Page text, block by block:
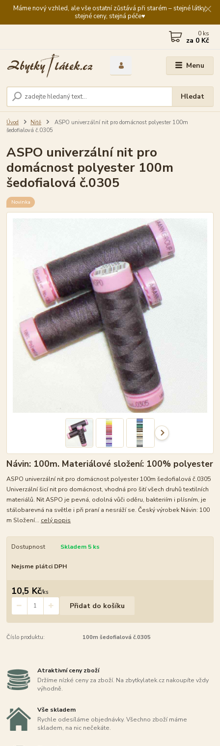
Máme nový vzhled, ale vše ostatní zůstává při starém – stejné látky,
stejné ceny, stejná péče♥️
Menu
Hledat
0 ks
za 0 Kč
Úvod Nitě
ASPO univerzální nit pro domácnost polyester 100m
šedofialová č.0305
ASPO univerzální nit pro
domácnost polyester 100m
šedofialová č.0305
Novinka
Návin: 100m. Materiálové složení: 100% polyester
ASPO univerzální nit pro domácnost polyester 100m šedofialová č.0305
Univerzální šicí nit pro domácnost, vhodná pro šití všech druhů textilních
materiálů. Nit ASPO je pevná, odolná vůči oděru, bakteriím i plísním, je
stálobarevná na světle i při praní a nesráží se. Český výrobek Návin: 100
m Složení... celý popis
Dostupnost Skladem 5 ks
Nejsme plátci DPH
10,5 Kč/ks
Přidat do košíku
Číslo produktu: 100m šedofialová č.0305
Atraktivní ceny zboží
Držíme nízké ceny za zboží. Na zbytkylatek.cz nakoupíte vždy
výhodně.
Vše skladem
Rychle odesíláme objednávky. Všechno zboží máme
skladem, na nic nečekáte.